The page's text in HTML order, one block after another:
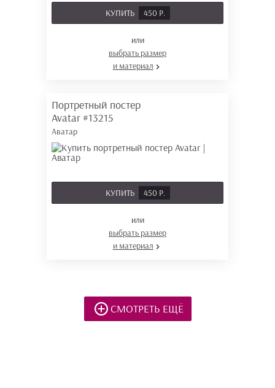
КУПИТЬ 450 Р.
или
выбрать размер
и материал
Портретный постер
Avatar #13215
Аватар
КУПИТЬ 450 Р.
или
выбрать размер
и материал
СМОТРЕТЬ ЕЩЁ